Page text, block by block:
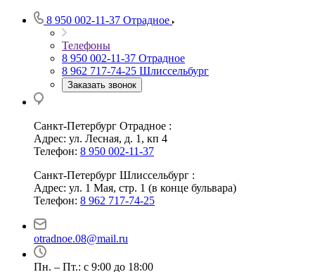
8 950 002-11-37 Отрадное
Телефоны
8 950 002-11-37 Отрадное
8 962 717-74-25 Шлиссельбург
Заказать звонок
Санкт-Петербург Отрадное :
Адрес: ул. Лесная, д. 1, кп 4
Телефон: 8 950 002-11-37
Санкт-Петербург Шлиссельбург :
Адрес: ул. 1 Мая, стр. 1 (в конце бульвара)
Телефон: 8 962 717-74-25
otradnoe.08@mail.ru
Пн. – Пт.: с 9:00 до 18:00